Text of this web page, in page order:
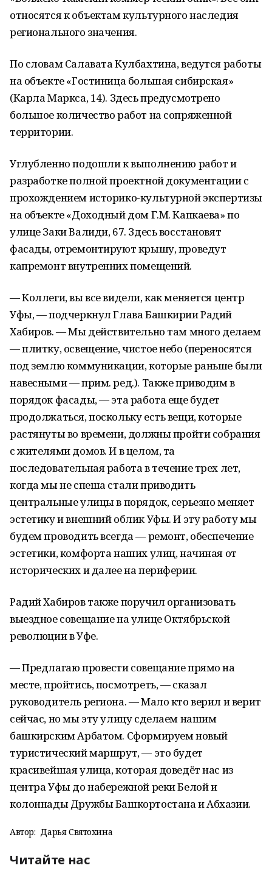
относятся к объектам культурного наследия
регионального значения.
По словам Салавата Кулбахтина, ведутся работы
на объекте «Гостиница большая сибирская»
(Карла Маркса, 14). Здесь предусмотрено
большое количество работ на сопряженной
территории.
Углубленно подошли к выполнению работ и
разработке полной проектной документации с
прохождением историко-культурной экспертизы
на объекте «Доходный дом Г.М. Капкаева» по
улице Заки Валиди, 67. Здесь восстановят
фасады, отремонтируют крышу, проведут
капремонт внутренних помещений.
— Коллеги, вы все видели, как меняется центр
Уфы, — подчеркнул Глава Башкирии Радий
Хабиров. — Мы действительно там много делаем
— плитку, освещение, чистое небо (переносятся
под землю коммуникации, которые раньше были
навесными — прим. ред.). Также приводим в
порядок фасады, — эта работа еще будет
продолжаться, поскольку есть вещи, которые
растянуты во времени, должны пройти собрания
с жителями домов. И в целом, та
последовательная работа в течение трех лет,
когда мы не спеша стали приводить
центральные улицы в порядок, серьезно меняет
эстетику и внешний облик Уфы. И эту работу мы
будем проводить всегда — ремонт, обеспечение
эстетики, комфорта наших улиц, начиная от
исторических и далее на периферии.
Радий Хабиров также поручил организовать
выездное совещание на улице Октябрьской
революции в Уфе.
— Предлагаю провести совещание прямо на
месте, пройтись, посмотреть, — сказал
руководитель региона. — Мало кто верил и верит
сейчас, но мы эту улицу сделаем нашим
башкирским Арбатом. Сформируем новый
туристический маршрут, — это будет
красивейшая улица, которая доведёт нас из
центра Уфы до набережной реки Белой и
колоннады Дружбы Башкортостана и Абхазии.
Автор: Дарья Святохина
Читайте нас